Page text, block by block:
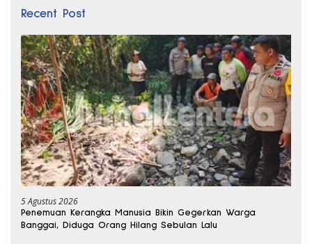
Recent Post
5 Agustus 2026
Penemuan Kerangka Manusia Bikin Gegerkan Warga
Banggai, Diduga Orang Hilang Sebulan Lalu